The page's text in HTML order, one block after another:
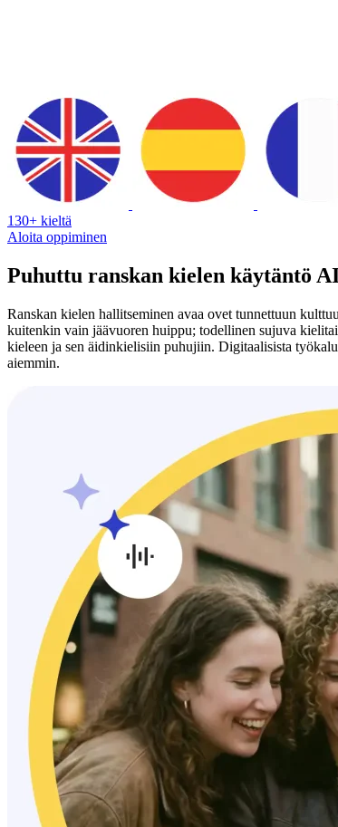
130+ kieltä
Aloita oppiminen
Puhuttu ranskan kielen käytäntö
Ranskan kielen hallitseminen avaa ovet tunnettuun
kuitenkin vain jäävuoren huippu; todellinen sujuva
kieleen ja sen äidinkielisiin puhujiin. Digitaalisista
aiemmin.